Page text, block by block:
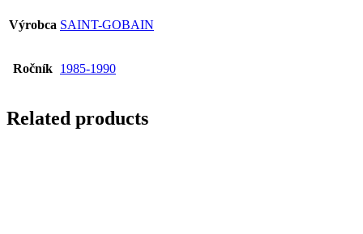
Výrobca SAINT-GOBAIN
Ročník 1985-1990
Related products